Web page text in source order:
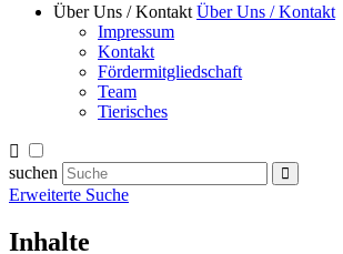
Über Uns / Kontakt Über Uns / Kontakt
Impressum
Kontakt
Fördermitgliedschaft
Team
Tierisches
suchen
Erweiterte Suche
Inhalte